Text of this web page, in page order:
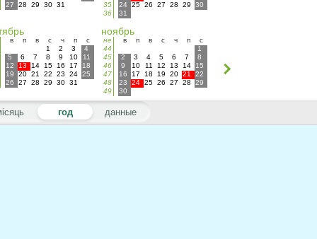
27
28 29 30 31
35
24 25 26 27 28 29
30
36
31
в п в с ч п
с
1
2 3
4
5
6 7 8 9 10
11
12
13 14 15 16 17
18
19
20 21 22 23 24 25
26
27 28 29 30 31
ноябрь
не в п в с ч п
с
44
1
45
2 3 4 5 6 7
8
46
9 10 11 12 13 14
15
47
16 17 18 19 20 21
22
48
23 24 25 26 27 28
29
49
30
год данные